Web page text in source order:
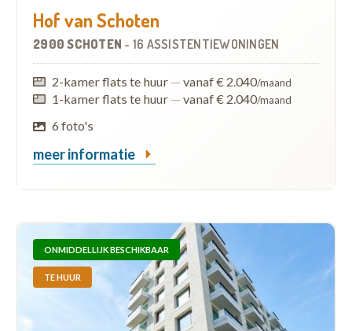
Hof van Schoten
2900 SCHOTEN - 16 ASSISTENTIEWONINGEN
2-kamer flats te huur — vanaf € 2.040/maand
1-kamer flats te huur — vanaf € 2.040/maand
6 foto's
meer informatie
ONMIDDELLIJK BESCHIKBAAR
TE HUUR